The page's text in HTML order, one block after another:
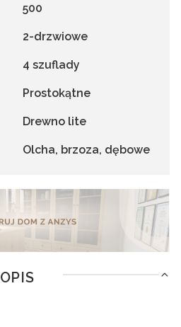
500
2-drzwiowe
4 szuflady
Prostokątne
Drewno lite
Olcha, brzoza, dębowe
OPIS